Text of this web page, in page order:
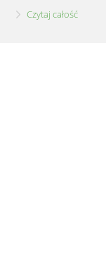
Czytaj całość